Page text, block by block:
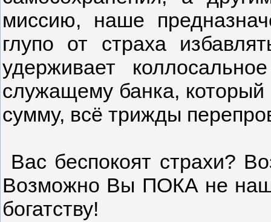
миссию, наше
глупо от страха
удерживает
служащему банка,
сумму, всё трижды
Вас беспокоят страхи?
Возможно Вы ПОКА не
богатству!